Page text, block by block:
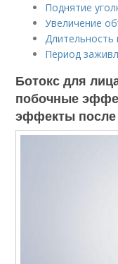
Поднятие
Увеличение
Длительность
Период
Ботокс для
побочные
эффекты после